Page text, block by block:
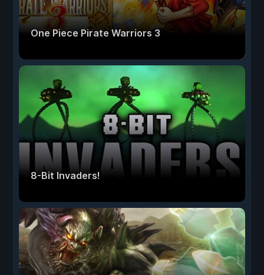
One Piece Pirate Warriors 3
8-Bit Invaders!